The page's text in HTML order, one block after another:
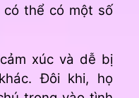
có thể có một số
xúc và dễ bị
Đôi khi, họ